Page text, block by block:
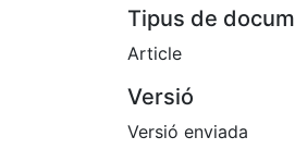
Tipus de
Article
Versió
Versió enviada